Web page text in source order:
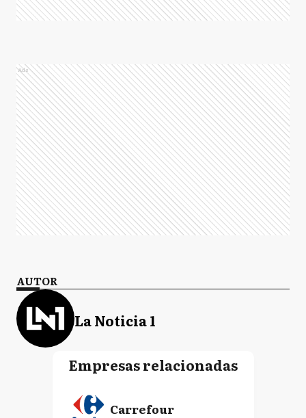
Ads
AUTOR
La Noticia 1
Empresas relacionadas
Carrefour